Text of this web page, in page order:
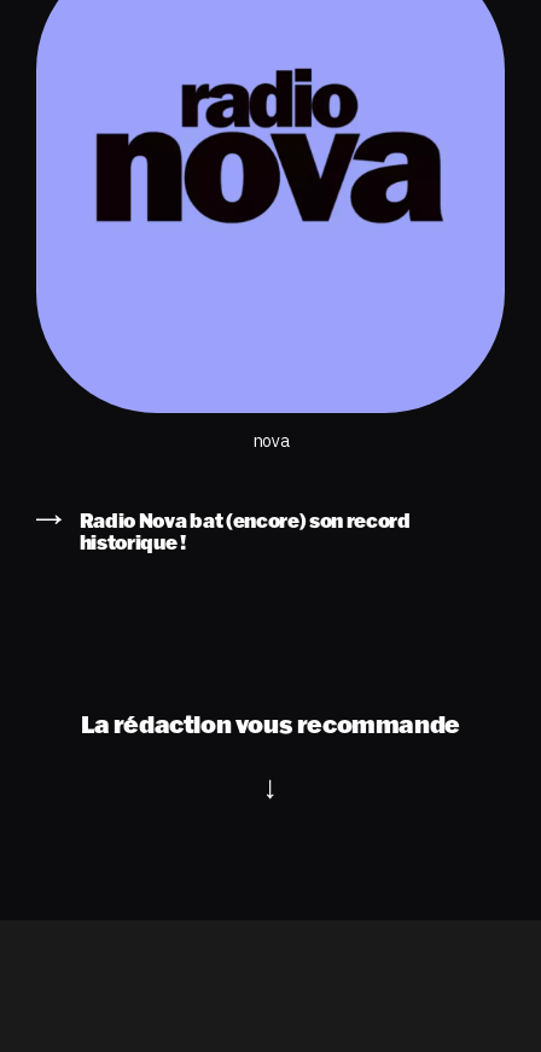
nova
Radio Nova bat (encore) son record
historique !
La rédaction vous recommande